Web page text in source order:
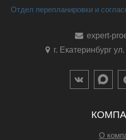
Отдел перепланировки и
expert-
г. Екатеринбург
О